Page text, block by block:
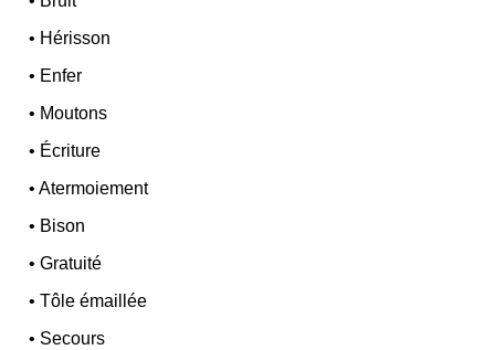
• Hérisson
• Enfer
• Moutons
• Écriture
•Atermoiement
• Bison
•Gratuité
•Tôle émaillée
• Secours